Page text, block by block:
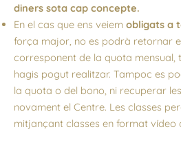
diners sota cap concepte.
En el cas que ens veiem obligats a
força major, no es podrà retornar
corresponent de la quota mensual,
hagis pogut realitzar. Tampoc es
la quota o del bono, ni recuperar
novament el Centre. Les classes
mitjançant classes en format vídeo